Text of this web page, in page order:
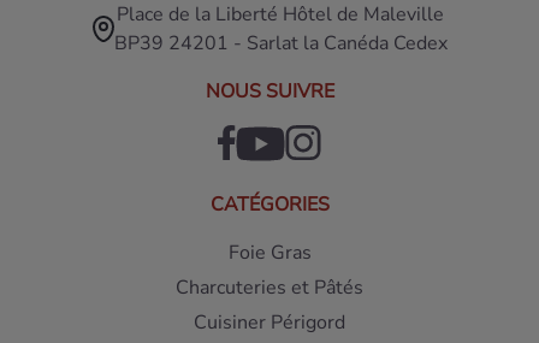
Place de la Liberté Hôtel de Maleville
BP39 24201 - Sarlat la Canéda Cedex
NOUS SUIVRE
CATÉGORIES
Foie Gras
Charcuteries et Pâtés
Cuisiner Périgord